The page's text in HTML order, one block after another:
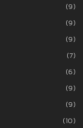
(9)
(9)
(9)
(7)
(6)
(9)
(9)
(10)